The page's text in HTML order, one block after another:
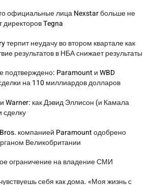
официальные лица Nexstar больше не
директоров Tegna
терпит неудачу во втором квартале как
результатов в НБА снижает результаты
подтверждено: Paramount и WBD
на 110 миллиардов долларов
Warner: как Дэвид Эллисон (и Камала
сделку
компанией Paramount одобрено
Великобритании
ограничение на владение СМИ
себя как дома. «Моя жизнь с